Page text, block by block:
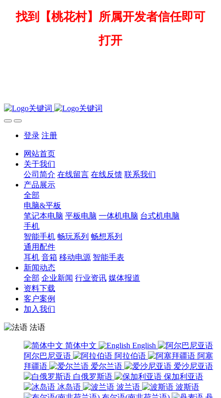
找到
【桃花村】所属开发者信任即可
打开
登录 注册
网站首页
关于我们
公司简介 在线留言 在线反馈 联系我们
产品展示
全部
电脑&平板
笔记本电脑 平板电脑 一体机电脑 台式机电脑
手机
智能手机 畅玩系列 畅想系列
通用配件
耳机 音箱 移动电源 智能手表
新闻动态
全部 企业新闻 行业资讯 媒体报道
资料下载
客户案例
加入我们
法语
简体中文
English
阿尔巴尼亚语
阿拉伯语
阿塞
拜疆语
爱尔兰语
爱沙尼亚语
白俄罗斯语
保加利亚语
冰岛语
波兰语
波斯语